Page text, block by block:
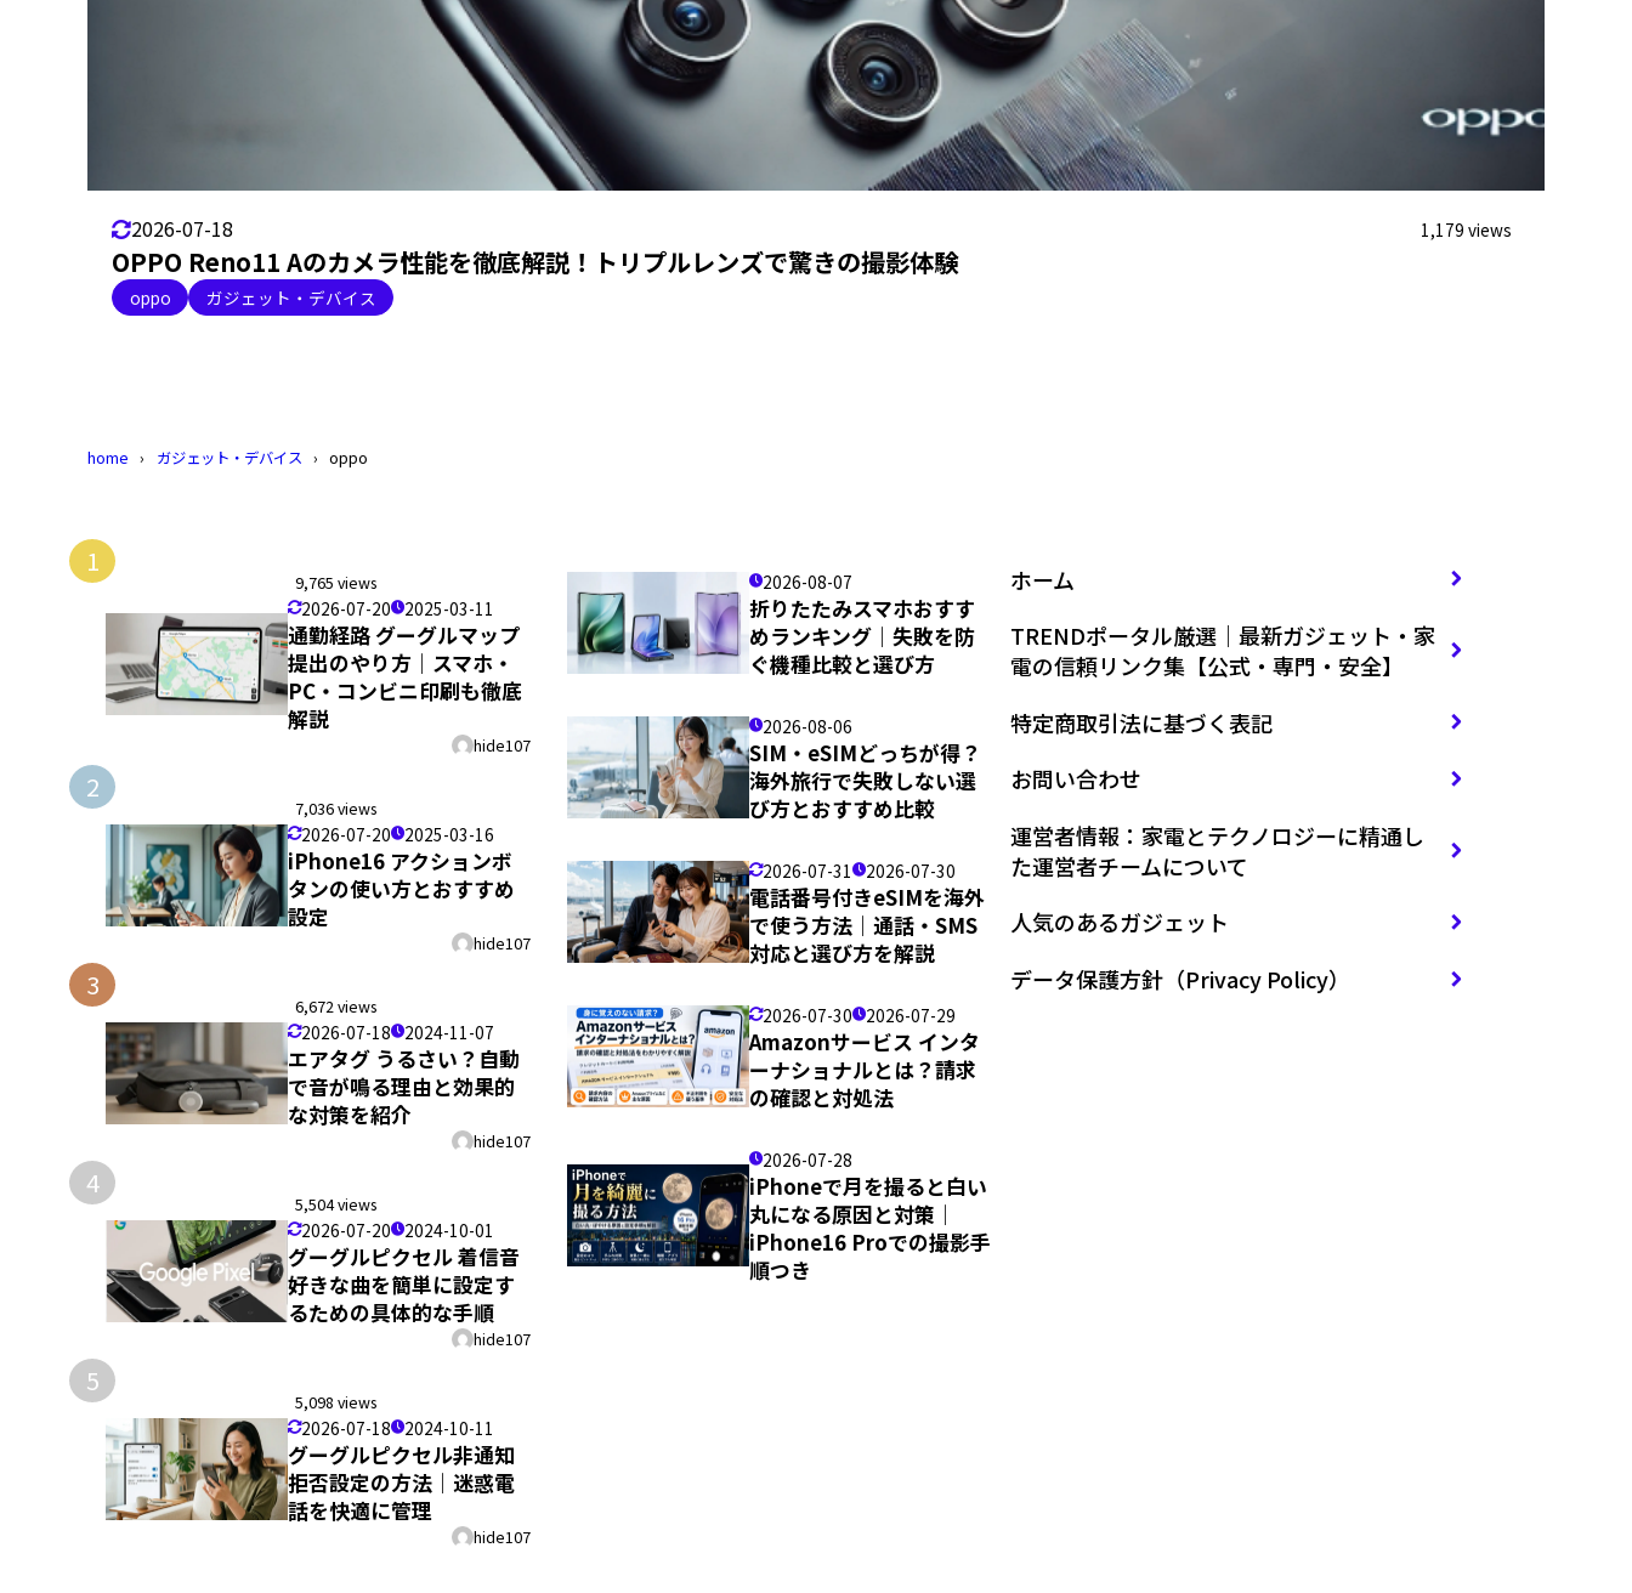
2026-07-18 1,179 views
OPPO Reno11 Aのカメラ性能を徹底解説！トリプルレンズで驚きの撮影体験
oppo ガジェット・デバイス
home ガジェット・デバイス oppo
1
9,765 views
2026-07-20 2025-03-11
通勤経路 グーグルマップ
提出のやり方｜スマホ・
PC・コンビニ印刷も徹底
解説
hide107
2
7,036 views
2026-07-20 2025-03-16
iPhone16 アクションボ
タンの使い方とおすすめ
設定
hide107
3
6,672 views
2026-07-18 2024-11-07
エアタグ うるさい？自動
で音が鳴る理由と効果的
な対策を紹介
hide107
4
5,504 views
2026-07-20 2024-10-01
グーグルピクセル 着信音
好きな曲を簡単に設定す
るための具体的な手順
hide107
5
5,098 views
2026-07-18 2024-10-11
グーグルピクセル非通知
拒否設定の方法｜迷惑電
話を快適に管理
hide107
2026-08-07
折りたたみスマホおすす
めランキング｜失敗を防
ぐ機種比較と選び方
2026-08-06
SIM・eSIMどっちが得？
海外旅行で失敗しない選
び方とおすすめ比較
2026-07-31 2026-07-30
電話番号付きeSIMを海外
で使う方法｜通話・SMS
対応と選び方を解説
2026-07-30 2026-07-29
Amazonサービス インタ
ーナショナルとは？請求
の確認と対処法
2026-07-28
iPhoneで月を撮ると白い
丸になる原因と対策｜
iPhone16 Proでの撮影手
順つき
ホーム
TRENDポータル厳選｜最新ガジェット・家
電の信頼リンク集【公式・専門・安全】
特定商取引法に基づく表記
お問い合わせ
運営者情報：家電とテクノロジーに精通し
た運営者チームについて
人気のあるガジェット
データ保護方針（Privacy Policy）